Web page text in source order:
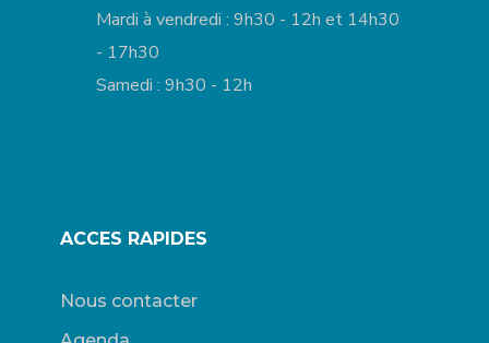
Mardi à vendredi : 9h30 - 12h et 14h30
- 17h30
Samedi : 9h30 - 12h
ACCES RAPIDES
Nous contacter